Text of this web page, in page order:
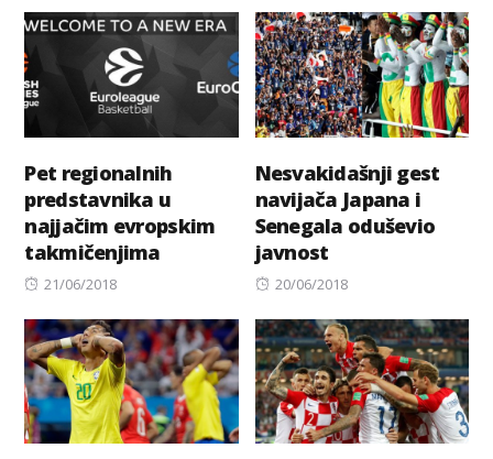
Pet regionalnih
predstavnika u
najjačim evropskim
takmičenjima
Posted
21/06/2018
Nesvakidašnji gest
navijača Japana i
Senegala oduševio
javnost
Posted
20/06/2018